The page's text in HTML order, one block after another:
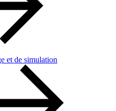
et de simulation